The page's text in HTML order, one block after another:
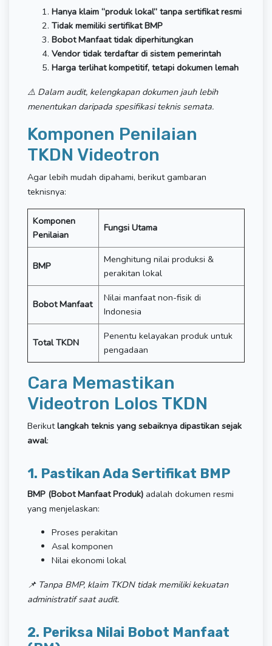
Hanya klaim “produk lokal” tanpa sertifikat resmi
Tidak memiliki sertifikat BMP
Bobot Manfaat tidak diperhitungkan
Vendor tidak terdaftar di sistem pemerintah
Harga terlihat kompetitif, tetapi dokumen lemah
⚠️ Dalam audit, kelengkapan dokumen jauh lebih
menentukan daripada spesifikasi teknis semata.
Komponen Penilaian
TKDN Videotron
Agar lebih mudah dipahami, berikut gambaran
teknisnya:
Komponen
Penilaian
Fungsi Utama
BMP
Menghitung nilai produksi &
perakitan lokal
Bobot Manfaat
Nilai manfaat non-fisik di
Indonesia
Total TKDN
Penentu kelayakan produk untuk
pengadaan
Cara Memastikan
Videotron Lolos TKDN
Berikutlangkah teknis yang sebaiknya dipastikan sejak
awal:
1. Pastikan Ada Sertifikat BMP
BMP (Bobot Manfaat Produk) adalah dokumen resmi
yang menjelaskan:
Proses perakitan
Asal komponen
Nilai ekonomi lokal
📌 Tanpa BMP, klaim TKDN tidak memiliki kekuatan
administratif saat audit.
2. Periksa Nilai Bobot Manfaat